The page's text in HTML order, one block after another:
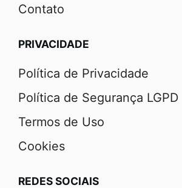
Contato
PRIVACIDADE
Política de Privacidade
Política de Segurança LGPD
Termos de Uso
Cookies
REDES SOCIAIS